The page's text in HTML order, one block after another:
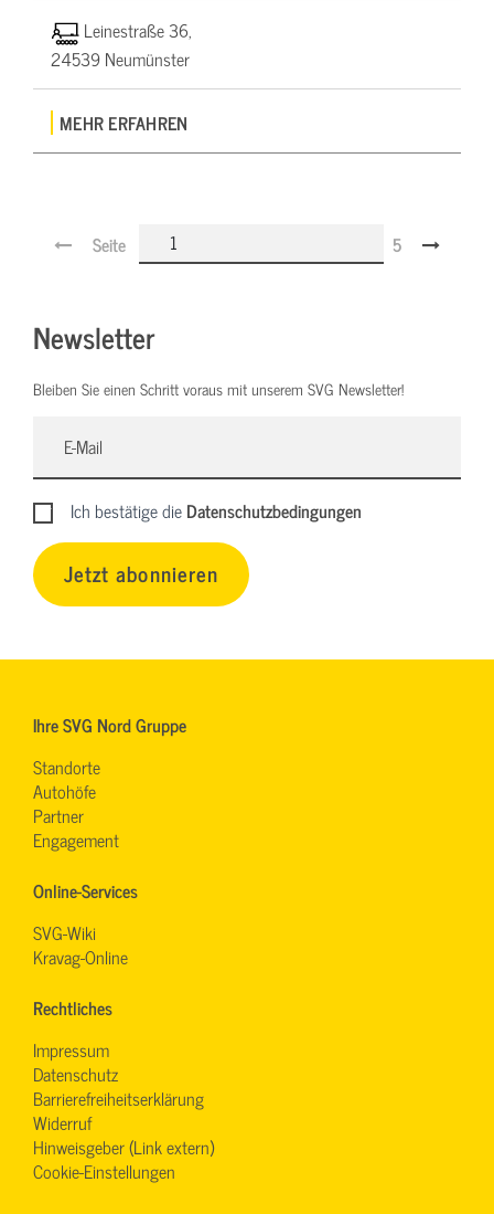
Leinestraße 36,
24539 Neumünster
MEHR ERFAHREN
Seite 5
Newsletter
Bleiben Sie einen Schritt voraus mit unserem SVG Newsletter!
Ich bestätige dieDatenschutzbedingungen
Jetzt abonnieren
Ihre SVG Nord Gruppe
Standorte
Autohöfe
Partner
Engagement
Online-Services
SVG-Wiki
Kravag-Online
Rechtliches
Impressum
Datenschutz
Barrierefreiheitserklärung
Widerruf
Hinweisgeber (Link extern)
Cookie-Einstellungen